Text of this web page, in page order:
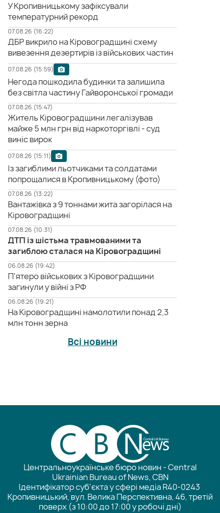
У Кропивницькому зафіксували
температурний рекорд
07.08.26 (16:22)
ДБР викрило на Кіровоградщині схему
вивезення дезертирів із військових частин
07.08.26 (15:59)
Негода пошкодила будинки та залишила
без світла частину Гайворонської громади
07.08.26 (15:47)
Житель Кіровоградщини легалізував
майже 5 млн грн від наркоторгівлі - суд
виніс вирок
07.08.26 (15:11)
Із загиблими льотчиками та солдатами
попрощалися в Кропивницькому (фото)
07.08.26 (13:22)
Вантажівка з 9 тоннами жита загорілася на
Кіровоградщині
07.08.26 (10:31)
ДТП із шістьма травмованими та
загиблою сталася на Кіровоградщині
06.08.26 (19:42)
П'ятеро військових з Кіровоградщини
загинули у війні з РФ
06.08.26 (19:21)
На Кіровоградщині намолотили понад 2,3
млн тонн зерна
Всі новини
Центральноукраїнське бюро новин - Central
Ukrainian Bureau of News, CBN
Ідентифікатор суб'єкта у сфері медіа R40-0243
Кропивницький, вул. Велика Перспективна, 46, третій
поверх (з 10:00 до 17:00 у робочі дні)